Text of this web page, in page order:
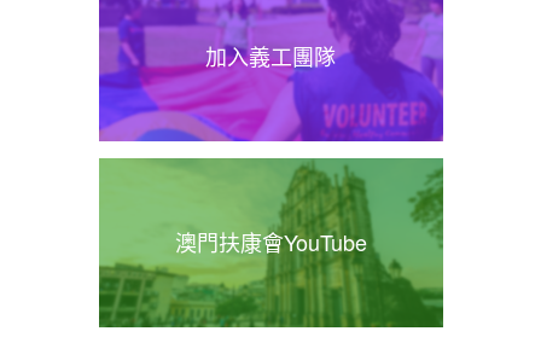
加入義工團隊
澳門扶康會YouTube